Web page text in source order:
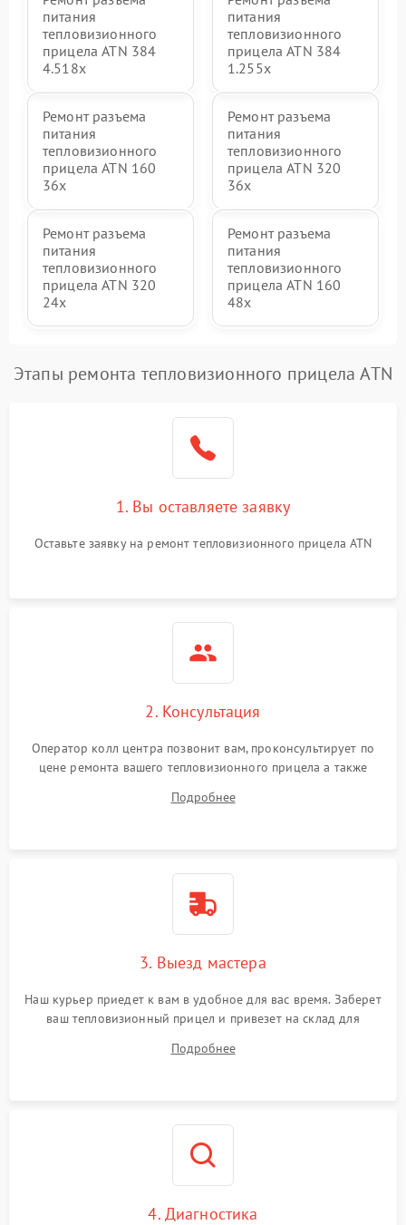
питания
тепловизионного
прицела ATN 384
4.518x
питания
тепловизионного
прицела ATN 384
1.255х
Ремонт разъема
питания
тепловизионного
прицела ATN 160
36x
Ремонт разъема
питания
тепловизионного
прицела ATN 320
36x
Ремонт разъема
питания
тепловизионного
прицела ATN 320
24x
Ремонт разъема
питания
тепловизионного
прицела ATN 160
48x
Этапы ремонта тепловизионного прицела ATN
1. Вы оставляете заявку
Оставьте заявку на ремонт тепловизионного прицела ATN
2. Консультация
Оператор колл центра позвонит вам, проконсультирует по
цене ремонта вашего тепловизионного прицела а также
Подробнее
3. Выезд мастера
Наш курьер приедет к вам в удобное для вас время. Заберет
ваш тепловизионный прицел и привезет на склад для
Подробнее
4. Диагностика